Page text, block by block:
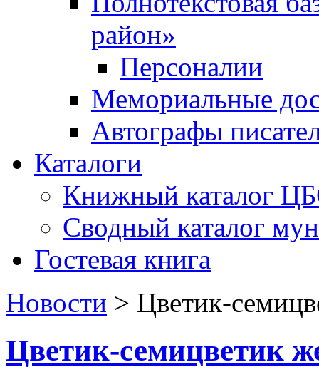
район»
Персоналии
Мемориальные
Автографы
Каталоги
Книжный каталог
Сводный каталог
Гостевая книга
Новости > Цветик-
Цветик-семицветик